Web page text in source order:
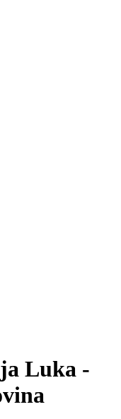
Luka -